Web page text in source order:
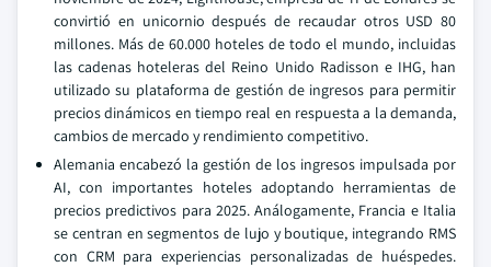
convirtió en unicornio después de recaudar otros USD 80
millones. Más de 60.000 hoteles de todo el mundo, incluidas
las cadenas hoteleras del Reino Unido Radisson e IHG, han
utilizado su plataforma de gestión de ingresos para permitir
precios dinámicos en tiempo real en respuesta a la demanda,
cambios de mercado y rendimiento competitivo.
Alemania encabezó la gestión de los ingresos impulsada por
AI, con importantes hoteles adoptando herramientas de
precios predictivos para 2025. Análogamente, Francia e Italia
se centran en segmentos de lujo y boutique, integrando RMS
con CRM para experiencias personalizadas de huéspedes.